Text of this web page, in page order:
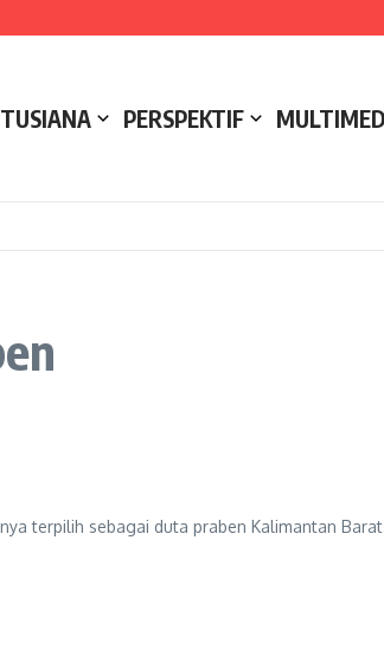
PERSPEKTIF
terpilih sebagai duta praben Kalimantan